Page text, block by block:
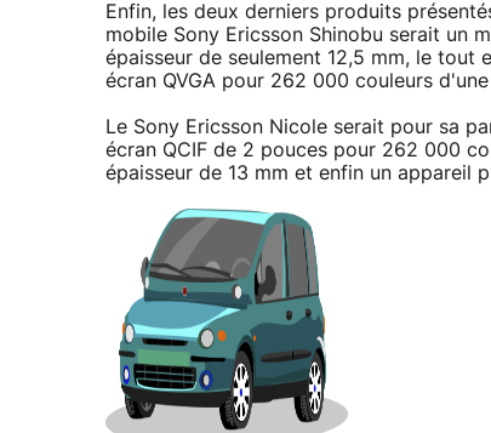
Enfin, les deux derniers produits
mobile Sony Ericsson Shinobu serait un
épaisseur de seulement 12,5 mm, le
écran QVGA pour 262 000 couleurs
Le Sony Ericsson Nicole serait pour sa
écran QCIF de 2 pouces pour 262 000
épaisseur de 13 mm et enfin un appareil